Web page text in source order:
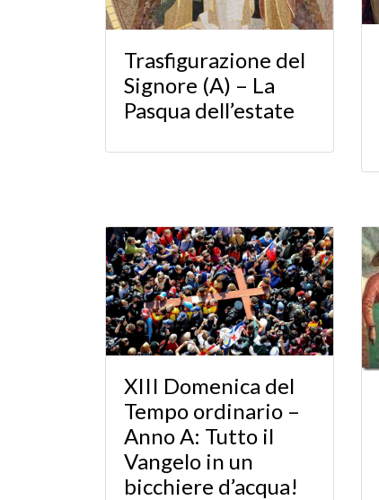
Trasfigurazione del
Signore (A) – La
Pasqua dell’estate
XIII Domenica del
Tempo ordinario –
Anno A: Tutto il
Vangelo in un
bicchiere d’acqua!